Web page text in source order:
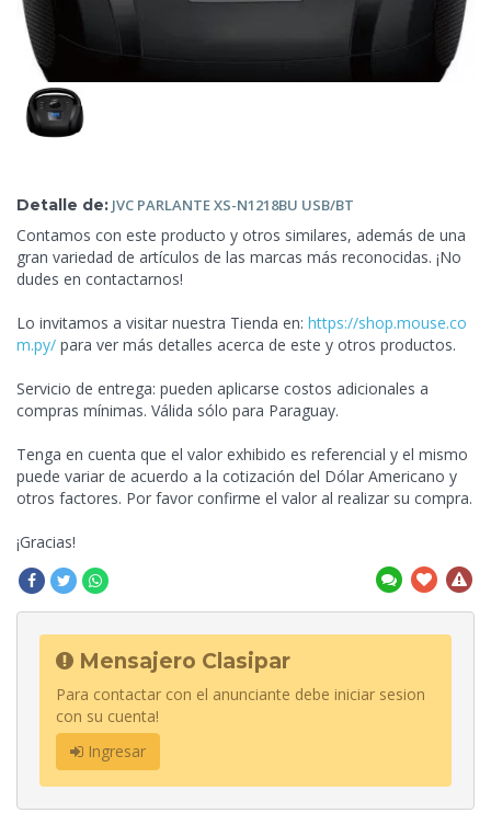
Detalle de: JVC PARLANTE XS-N1218BU USB/BT
Contamos con este producto y otros similares, además de una
gran variedad de artículos de las marcas más reconocidas. ¡No
dudes en contactarnos!
Lo invitamos a visitar nuestra Tienda en: https://shop.mouse.co
m.py/ para ver más detalles acerca de este y otros productos.
Servicio de entrega: pueden aplicarse costos adicionales a
compras mínimas. Válida sólo para Paraguay.
Tenga en cuenta que el valor exhibido es referencial y el mismo
puede variar de acuerdo a la cotización del Dólar Americano y
otros factores. Por favor confirme el valor al realizar su compra.
¡Gracias!
Mensajero Clasipar
Para contactar con el anunciante debe iniciar sesion
con su cuenta!
Ingresar